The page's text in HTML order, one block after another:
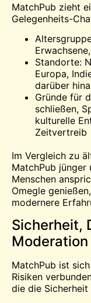
MatchPub zieht
Gelegenheits-
Standorte:
Europa,
darüber
Gründe für
schließen,
kulturelle
Zeitvertreib
Im Vergleich zu
MatchPub jünger
Menschen
Omegle
modernere
Sicherheit,
Moderation
MatchPub ist
Risiken
die die